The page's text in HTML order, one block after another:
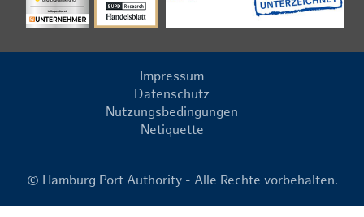
Impressum
Datenschutz
Nutzungsbedingungen
Netiquette
© Hamburg Port Authority - Alle Rechte vorbehalten.